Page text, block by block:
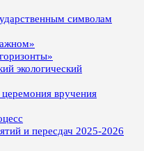
символам
экологический
вручения
и пересдач 2025-2026